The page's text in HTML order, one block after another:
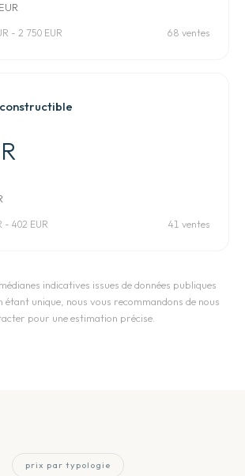
- 2 750 EUR 68 ventes
- 402 EUR 41 ventes
indicatives issues de données publiques
étant unique, nous vous recommandons de nous
pour une estimation précise.
prix par typologie